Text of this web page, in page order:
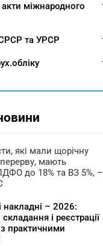
міжнародного
та УРСР
які мали щорічну
мають
до 18% та ВЗ 5%, –
накладні – 2026:
складання і реєстрації
з практичними